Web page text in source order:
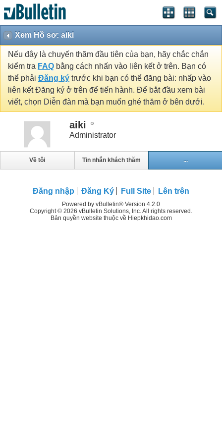
Xem Hồ sơ: aiki
Nếu đây là chuyến thăm đầu tiên của bạn, hãy chắc chắn
kiểm tra FAQ bằng cách nhấn vào liên kết ở trên. Bạn có
thể phải Đăng ký trước khi bạn có thể đăng bài: nhấp vào
liên kết Đăng ký ở trên để tiến hành. Để bắt đầu xem bài
viết, chọn Diễn đàn mà bạn muốn ghé thăm ở bên dưới.
aiki
Administrator
Về tôi Tin nhắn khách thăm ...
Đăng nhập Đăng Ký Full Site Lên trên
Powered by vBulletin® Version 4.2.0
Copyright © 2026 vBulletin Solutions, Inc. All rights reserved.
Bản quyền website thuộc về Hiepkhidao.com